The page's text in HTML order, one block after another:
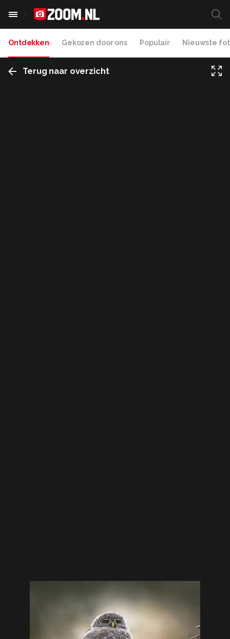
Ontdekken Gekozen door ons Populair Nieuwste
Terug naar overzicht